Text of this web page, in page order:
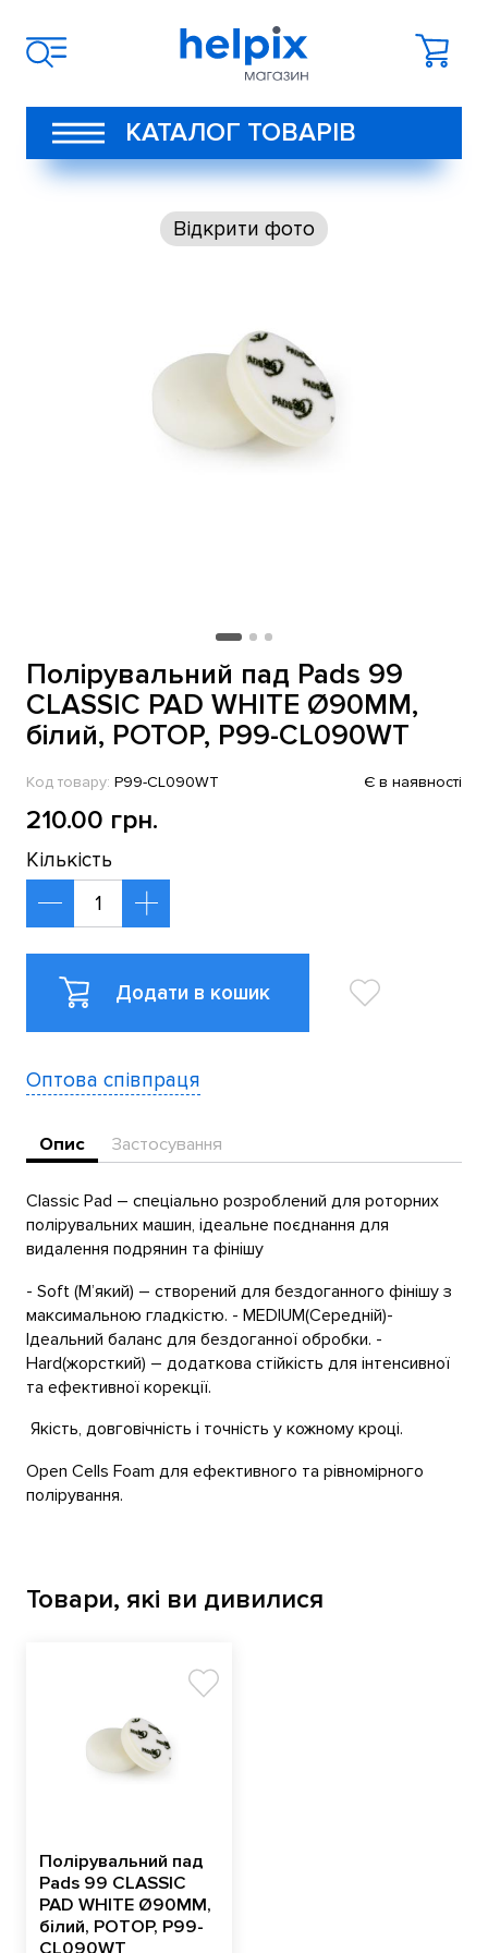
КАТАЛОГ ТОВАРІВ
Відкрити фото
Полірувальний пад Pads 99
CLASSIC PAD WHITE Ø90MM,
білий, РОТОР, P99-CL090WT
Код товару: P99-CL090WT Є в наявності
210.00 грн.
Кількість
Додати в кошик
Оптова співпраця
Опис Застосування
Classic Pad – спеціально розроблений для роторних
полірувальних машин, ідеальне поєднання для
видалення подрянин та фінішу
- Soft (М’який) – створений для бездоганного фінішу з
максимальною гладкістю. - MEDIUM(Середній)-
Ідеальний баланс для бездоганної обробки. -
Hard(жорсткий) – додаткова стійкість для інтенсивної
та ефективної корекції.
Якість, довговічність і точність у кожному кроці.
Open Cells Foam для ефективного та рівномірного
полірування.
Товари, які ви дивилися
Полірувальний пад
Pads 99 CLASSIC
PAD WHITE Ø90MM,
білий, РОТОР, P99-